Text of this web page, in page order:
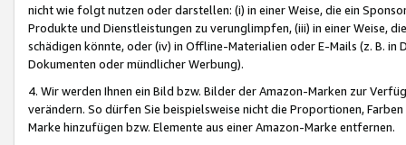
nicht wie folgt nutzen oder darstellen: (i) in einer Weise, die ein
Produkte und Dienstleistungen zu verunglimpfen, (iii) in einer Weise,
schädigen könnte, oder (iv) in Offline-Materialien oder E-Mails (z. B. in
Dokumenten oder mündlicher Werbung).
4. Wir werden Ihnen ein Bild bzw. Bilder der Amazon-Marken zur
verändern. So dürfen Sie beispielsweise nicht die Proportionen,
Marke hinzufügen bzw. Elemente aus einer Amazon-Marke entfernen.